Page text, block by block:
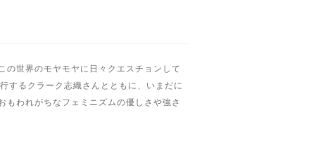
の世界のモヤモヤに日々クエスチョンして
するクラーク志織さんとともに、いまだに
もわれがちなフェミニズムの優しさや強さ